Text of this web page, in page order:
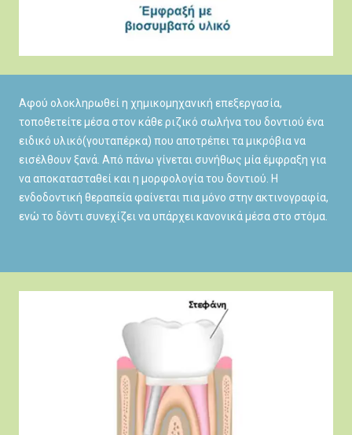
Αφού ολοκληρωθεί η χημικομηχανική επεξεργασία,
τοποθετείτε μέσα στον κάθε ριζικό σωλήνα του δοντιού ένα
ειδικό υλικό(γουταπέρκα) που αποτρέπει τα μικρόβια να
εισέλθουν ξανά. Από πάνω γίνεται συνήθως μία έμφραξη για
να αποκατασταθεί και η μορφολογία του δοντιού. Η
ενδοδοντική θεραπεία φαίνεται πια μόνο στην ακτινογραφία,
ενώ το δόντι συνεχίζει να υπάρχει κανονικά μέσα στο στόμα.